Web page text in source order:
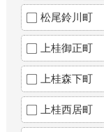
松尾鈴川町
上桂御正町
上桂森下町
上桂西居町